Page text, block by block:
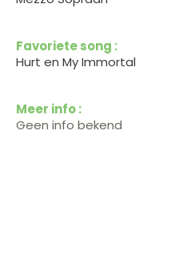
Favoriete song :
Hurt en My Immortal
Meer info :
Geen info bekend